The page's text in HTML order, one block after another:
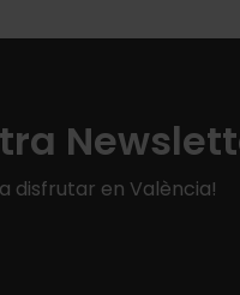
disfrutar en València!